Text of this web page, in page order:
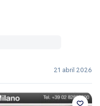
21 abril 2026